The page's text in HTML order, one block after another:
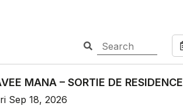
MANA – SORTIE DE RESIDENCE
Sep 18, 2026